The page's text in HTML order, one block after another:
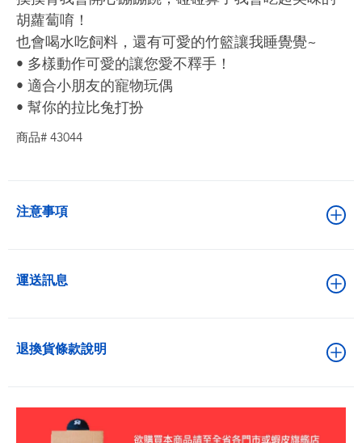
生活雜貨
胡蘿蔔唷！
也會喝水吃飼料，還有可愛的竹籃讓我睡覺覺~
• 多樣動作可愛的讓您愛不釋手！
• 適合小朋友的寵物玩偶
• 幫你的拉比兔打扮
商品# 43044
注意事項
運送訊息
退換貨條款說明